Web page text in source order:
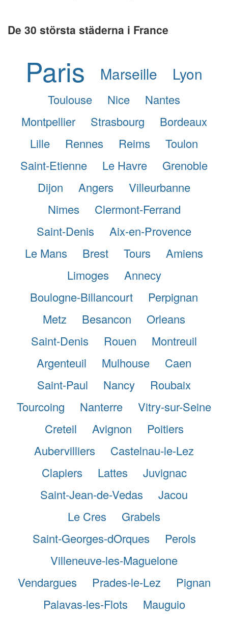
De 30 största städerna i France
Paris Marseille Lyon
Toulouse Nice
Nantes
Montpellier
Strasbourg
Bordeaux
Lille
Rennes Reims
Toulon
Saint-Etienne
Le Havre
Grenoble
Dijon
Angers
Villeurbanne
Nimes
Clermont-Ferrand
Saint-Denis
Aix-en-Provence
Le Mans
Brest Tours
Amiens
Limoges
Annecy
Boulogne-Billancourt
Perpignan
Metz
Besancon
Orleans
Saint-Denis
Rouen
Montreuil
Argenteuil
Mulhouse
Caen
Saint-Paul
Nancy
Roubaix
Tourcoing
Nanterre
Vitry-sur-Seine
Creteil
Avignon
Poitiers
Aubervilliers
Castelnau-le-Lez
Clapiers
Lattes
Juvignac
Saint-Jean-de-Vedas
Jacou
Le Cres
Grabels
Saint-Georges-dOrques
Perols
Villeneuve-les-Maguelone
Vendargues
Prades-le-Lez
Pignan
Palavas-les-Flots
Mauguio